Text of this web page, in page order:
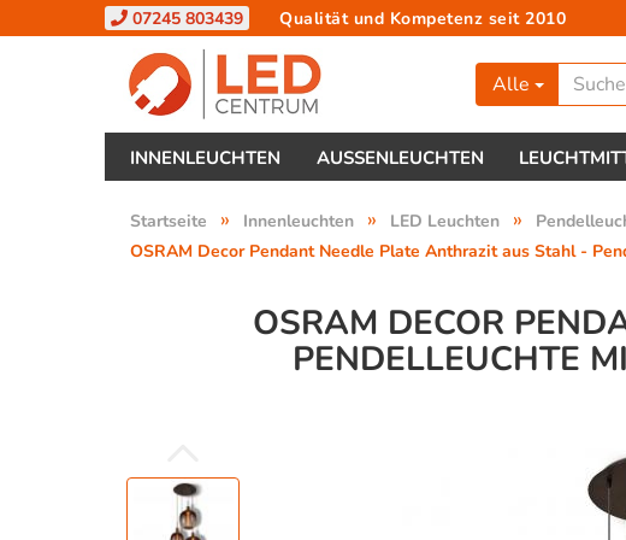
07245 803439 Qualität und Kompetenz seit 2010
Alle
INNENLEUCHTEN AUSSENLEUCHTEN
Startseite » Innenleuchten » LED Leuchten »
OSRAM Decor Pendant Needle Plate Anthrazit aus Stahl -
OSRAM DECOR
PENDELLEUCHTE